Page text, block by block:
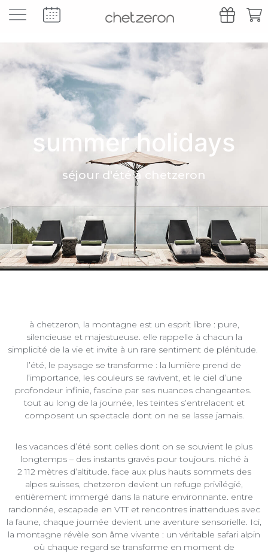
summer holidays
séjour d'été à chetzeron
à chetzeron, la montagne est un esprit libre : pure,
silencieuse et majestueuse. elle rappelle à chacun la
simplicité de la vie et invite à un rare sentiment de plénitude.
l’été, le paysage se transforme : la lumière prend de
l’importance, les couleurs se ravivent, et le ciel d’une
profondeur infinie, fascine par ses nuances changeantes.
tout au long de la journée, les teintes s’entrelacent et
composent un spectacle dont on ne se lasse jamais.
les vacances d’été sont celles dont on se souvient le plus
longtemps – des instants gravés pour toujours. niché à
2 112 mètres d’altitude. face aux plus hauts sommets des
alpes suisses, chetzeron devient un refuge privilégié,
entièrement immergé dans la nature environnante. entre
randonnée, escapade en VTT et rencontres inattendues avec
la faune, chaque journée devient une aventure sensorielle. Ici,
la montagne révèle son âme vivante : un véritable safari alpin
où chaque regard se transforme en moment de